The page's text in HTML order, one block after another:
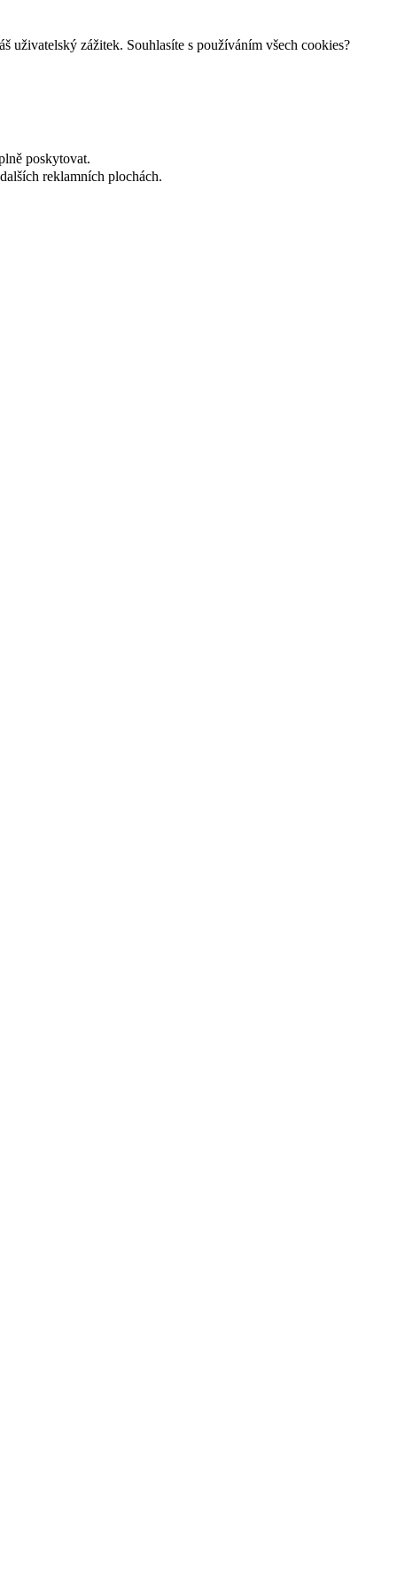
uživatelský zážitek. Souhlasíte s používáním všech cookies?
poskytovat.
reklamních plochách.